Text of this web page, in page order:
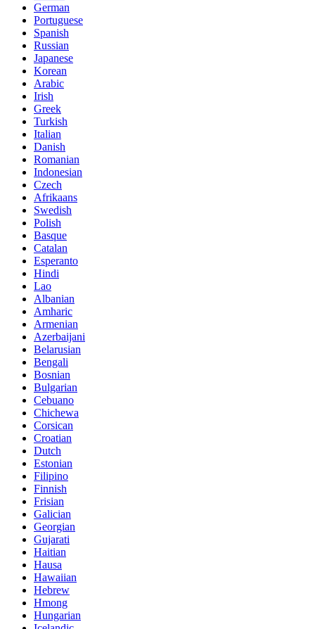
German
Portuguese
Spanish
Russian
Japanese
Korean
Arabic
Irish
Greek
Turkish
Italian
Danish
Romanian
Indonesian
Czech
Afrikaans
Swedish
Polish
Basque
Catalan
Esperanto
Hindi
Lao
Albanian
Amharic
Armenian
Azerbaijani
Belarusian
Bengali
Bosnian
Bulgarian
Cebuano
Chichewa
Corsican
Croatian
Dutch
Estonian
Filipino
Finnish
Frisian
Galician
Georgian
Gujarati
Haitian
Hausa
Hawaiian
Hebrew
Hmong
Hungarian